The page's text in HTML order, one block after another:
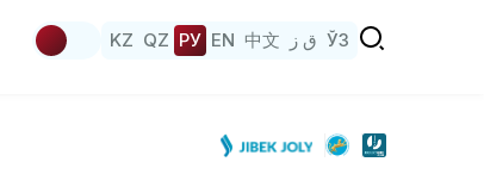
KZ QZ РУ EN 中文 ق ز ЎЗ